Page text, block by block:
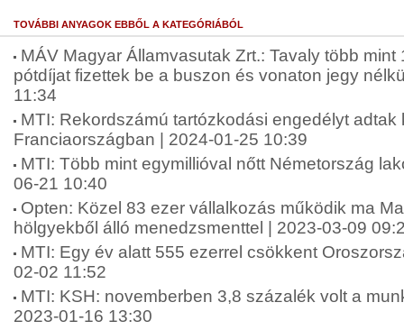
TOVÁBBI ANYAGOK EBBŐL A KATEGÓRIÁBÓL
MÁV Magyar Államvasutak Zrt.: Tavaly több mint
pótdíjat fizettek be a buszon és vonaton jegy
11:34
MTI: Rekordszámú tartózkodási engedélyt adtak
Franciaországban | 2024-01-25 10:39
MTI: Több mint egymillióval nőtt Németország
06-21 10:40
Opten: Közel 83 ezer vállalkozás működik ma
hölgyekből álló menedzsmenttel | 2023-03-09
MTI: Egy év alatt 555 ezerrel csökkent
02-02 11:52
MTI: KSH: novemberben 3,8 százalék volt a
2023-01-16 13:30